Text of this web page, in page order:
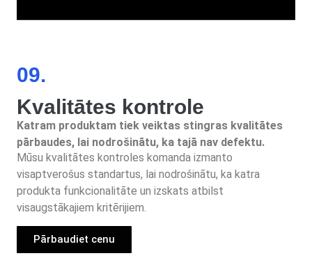
09.
Kvalitātes kontrole
Katram produktam tiek veiktas stingras kvalitātes
pārbaudes, lai nodrošinātu, ka tajā nav defektu.
Mūsu kvalitātes kontroles komanda izmanto
visaptverošus standartus, lai nodrošinātu, ka katra
produkta funkcionalitāte un izskats atbilst
visaugstākajiem kritērijiem.
Pārbaudiet cenu